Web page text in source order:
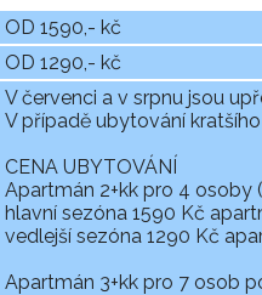
OD 1590,- kč
OD 1290,- kč
V červenci a v srpnu jsou
V případě ubytování
CENA UBYTOVÁNÍ
Apartmán 2+kk pro 4 osoby
hlavní sezóna 1590 Kč
vedlejší sezóna 1290 Kč
Apartmán 3+kk pro 7 osob